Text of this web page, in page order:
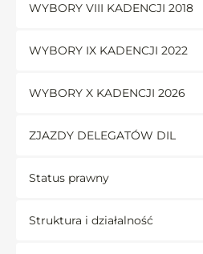
WYBORY VIII KADENCJI 2018
WYBORY IX KADENCJI 2022
WYBORY X KADENCJI 2026
ZJAZDY DELEGATÓW DIL
Status prawny
Struktura i działalność